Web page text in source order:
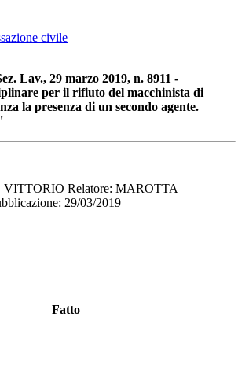
civile
Lav., 29 marzo 2019, n. 8911 -
per il rifiuto del macchinista di
la presenza di un secondo agente.
VITTORIO Relatore: MAROTTA
29/03/2019
Fatto